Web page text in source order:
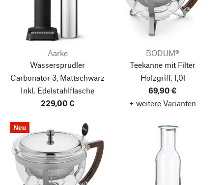
Aarke
Wassersprudler
Carbonator 3, Mattschwarz
Inkl. Edelstahlflasche
229,00 €
BODUM®
Teekanne mit Filter
Holzgriff, 1,0l
69,90 €
+ weitere Varianten
Neu